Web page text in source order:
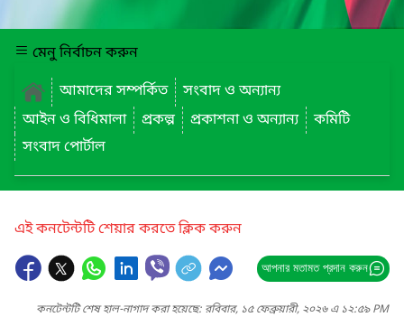
মেনু নির্বাচন করুন
আমাদের সম্পর্কিত
সংবাদ ও অন্যান্য
আইন ও বিধিমালা
প্রকল্প প্রকাশনা ও অন্যান্য
কমিটি
সংবাদ পোর্টাল
এই কনটেন্টটি শেয়ার করতে ক্লিক করুন
আপনার মতামত প্রদান করুন
কনটেন্টটি শেষ হাল-নাগাদ করা হয়েছে: রবিবার, ১৫ ফেব্রুয়ারী, ২০২৬ এ ১২:৫৯ PM